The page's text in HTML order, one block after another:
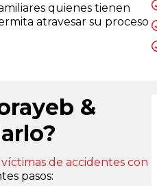
quienes tienen
atravesar su proceso
&
de accidentes con
pasos: